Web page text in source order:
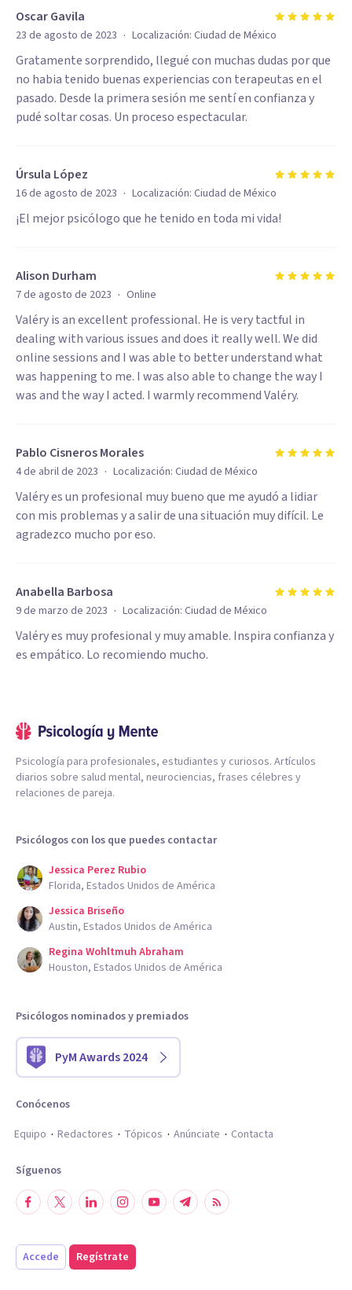
Oscar Gavila
23 de agosto de 2023 · Localización: Ciudad de México
Gratamente sorprendido, llegué con muchas dudas por que
no habia tenido buenas experiencias con terapeutas en el
pasado. Desde la primera sesión me sentí en confianza y
pudé soltar cosas. Un proceso espectacular.
Úrsula López
16 de agosto de 2023 · Localización: Ciudad de México
¡El mejor psicólogo que he tenido en toda mi vida!
Alison Durham
7 de agosto de 2023 · Online
Valéry is an excellent professional. He is very tactful in
dealing with various issues and does it really well. We did
online sessions and I was able to better understand what
was happening to me. I was also able to change the way I
was and the way I acted. I warmly recommend Valéry.
Pablo Cisneros Morales
4 de abril de 2023 · Localización: Ciudad de México
Valéry es un profesional muy bueno que me ayudó a lidiar
con mis problemas y a salir de una situación muy difícil. Le
agradezco mucho por eso.
Anabella Barbosa
9 de marzo de 2023 · Localización: Ciudad de México
Valéry es muy profesional y muy amable. Inspira confianza y
es empático. Lo recomiendo mucho.
Psicología para profesionales, estudiantes y curiosos. Artículos
diarios sobre salud mental, neurociencias, frases célebres y
relaciones de pareja.
Psicólogos con los que puedes contactar
Jessica Perez Rubio
Florida, Estados Unidos de América
Jessica Briseño
Austin, Estados Unidos de América
Regina Wohltmuh Abraham
Houston, Estados Unidos de América
Psicólogos nominados y premiados
PyM Awards 2024
Conócenos
Equipo
Redactores Tópicos Anúnciate Contacta
Síguenos
Accede Regístrate